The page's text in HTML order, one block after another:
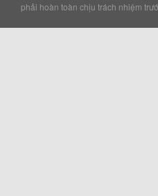
phải hoàn toàn chịu trách nhiệm